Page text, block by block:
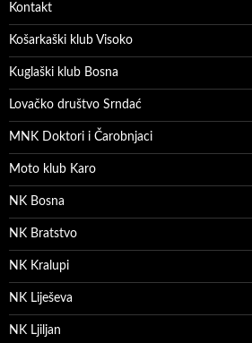
Kontakt
Košarkaški klub Visoko
Kuglaški klub Bosna
Lovačko društvo Srndać
MNK Doktori i Čarobnjaci
Moto klub Karo
NK Bosna
NK Bratstvo
NK Kralupi
NK Liješeva
NK Ljiljan